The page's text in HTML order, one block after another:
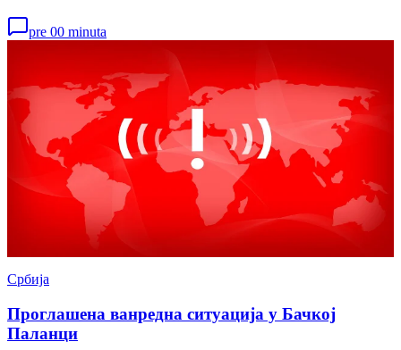
pre 00 minuta
Србија
Проглашена ванредна ситуација у Бачкој
Паланци